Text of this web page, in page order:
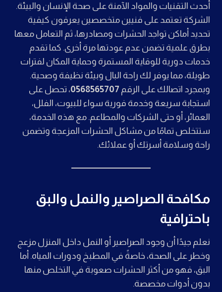
أحدث التقنيات والمواد الآمنة على صحة الإنسان والبيئة.
الشركة تعتمد على فنيين متخصصين يعرفون كيفية
تحديد أماكن تواجد الحشرات ومصادرها، ثم التعامل معها
بطرق علمية تضمن عدم عودتها مرة أخرى. كما تقدم
خدمات دورية للوقاية المستمرة وحماية المكان لفترات
طويلة، مما يوفر لك راحة البال وبيئة نظيفة وصحية.
وبمجرد اتصالك على الرقم 0568565707، تحصل على
استجابة سريعة وخدمة فورية سواء للبيوت، الفلل،
العمائر، أو حتى الشركات والمطاعم. مع هذه الخدمة،
ستتخلص تمامًا من مشاكل الحشرات المزعجة وتضمن
راحة وسلامة أسرتك أو عملائك.
مكافحة الصراصير والنمل والبق
باحترافية
نعلم جيدًا أن وجود الصراصير أو النمل داخل المنزل مزعج
وخطر على الصحة، خاصةً في المطبخ ودورات المياه. أما
البق، فهو من أكثر الحشرات صعوبة في التخلص منها
بدون أدوات مخصصة.